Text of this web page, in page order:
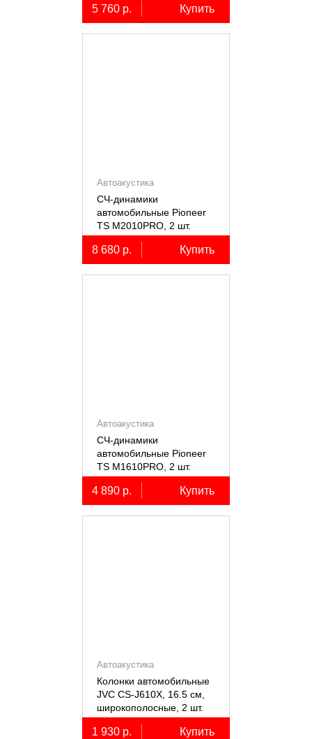
5 760 р. Купить
Автоакустика
СЧ-динамики
автомобильные Pioneer
TS M2010PRO, 2 шт.
8 680 р. Купить
Автоакустика
СЧ-динамики
автомобильные Pioneer
TS M1610PRO, 2 шт.
4 890 р. Купить
Автоакустика
Колонки автомобильные
JVC CS-J610X, 16.5 см,
широкополосные, 2 шт.
1 930 р. Купить